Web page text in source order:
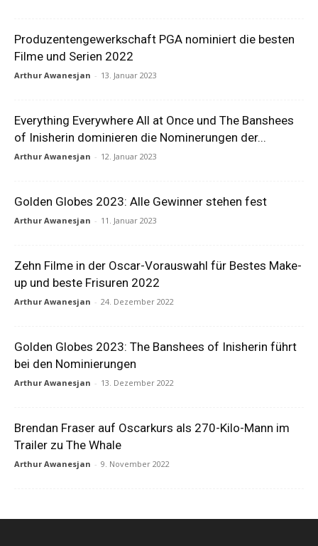
Produzentengewerkschaft PGA nominiert die besten
Filme und Serien 2022
Arthur Awanesjan - 13. Januar 2023
Everything Everywhere All at Once und The Banshees
of Inisherin dominieren die Nominerungen der...
Arthur Awanesjan - 12. Januar 2023
Golden Globes 2023: Alle Gewinner stehen fest
Arthur Awanesjan - 11. Januar 2023
Zehn Filme in der Oscar-Vorauswahl für Bestes Make-
up und beste Frisuren 2022
Arthur Awanesjan - 24. Dezember 2022
Golden Globes 2023: The Banshees of Inisherin führt
bei den Nominierungen
Arthur Awanesjan - 13. Dezember 2022
Brendan Fraser auf Oscarkurs als 270-Kilo-Mann im
Trailer zu The Whale
Arthur Awanesjan - 9. November 2022